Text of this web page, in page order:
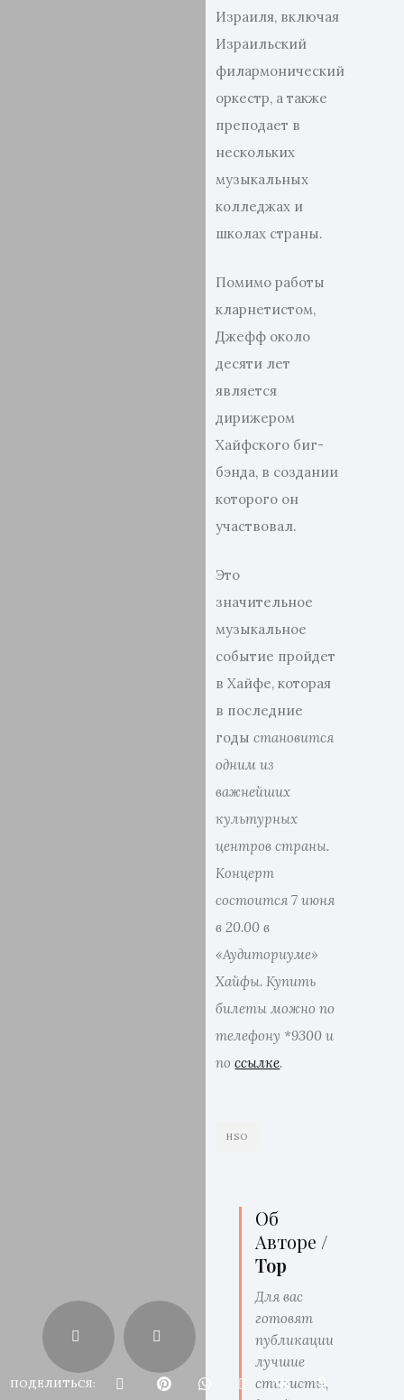
ПОДЕЛИТЬСЯ:
Израиля, включая
Израильский
филармонический
оркестр, а также
преподает в
нескольких
музыкальных
колледжах и
школах страны.
Помимо работы
кларнетистом,
Джефф около
десяти лет
является
дирижером
Хайфского биг-
бэнда, в создании
которого он
участвовал.
Это
значительное
музыкальное
событие пройдет
в Хайфе, которая
в последние
годыстановится
одним из
важнейших
культурных
центров страны.
Концерт
состоится 7 июня
в 20.00 в
«Аудиториуме»
Хайфы. Купить
билеты можно по
телефону *9300 и
поссылке.
HSO
Об
Авторе /
Top
Для вас
готовят
публикации
лучшие
стилисты,